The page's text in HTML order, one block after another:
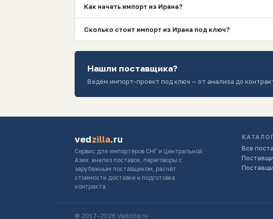
Как начать импорт из Ирана?
Сколько стоит импорт из Ирана под ключ?
Нашли поставщика?
Ведём импорт-проект под ключ — от анализа до
vedzilla.ru
Сервис для импортёров СНГ и Центральной
Азии: анализ поставок, переговоры с
зарубежным поставщиком, расчёт
стоимости доставки и подготовка
контракта.
Все
© 2017–2026 Vedzilla.ru